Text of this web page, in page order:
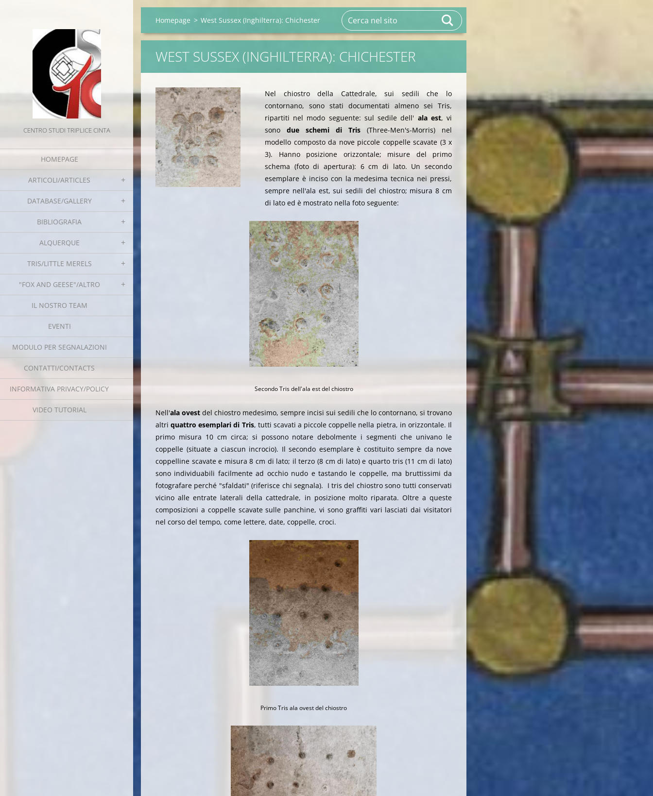
CENTRO STUDI TRIPLICE CINTA
HOMEPAGE
ARTICOLI/ARTICLES
DATABASE/GALLERY
BIBLIOGRAFIA
ALQUERQUE
TRIS/LITTLE MERELS
"FOX AND GEESE"/ALTRO
IL NOSTRO TEAM
EVENTI
MODULO PER SEGNALAZIONI
CONTATTI/CONTACTS
INFORMATIVA PRIVACY/POLICY
VIDEO TUTORIAL
Homepage > West Sussex (Inghilterra): Chichester
WEST SUSSEX (INGHILTERRA): CHICHESTER
Nel chiostro della Cattedrale, sui sedili che lo
contornano, sono stati documentati almeno sei Tris,
ripartiti nel modo seguente: sul sedile dell' ala est, vi
sono due schemi di Tris (Three-Men's-Morris) nel
modello composto da nove piccole coppelle scavate (3 x
3). Hanno posizione orizzontale; misure del primo
schema (foto di apertura): 6 cm di lato. Un secondo
esemplare è inciso con la medesima tecnica nei pressi,
sempre nell'ala est, sui sedili del chiostro; misura 8 cm
di lato ed è mostrato nella foto seguente:
Secondo Tris dell'ala est del chiostro
Nell'ala ovest del chiostro medesimo, sempre incisi sui sedili che lo contornano, si trovano
altriquattro esemplari di Tris, tutti scavati a piccole coppelle nella pietra, in orizzontale. Il
primo misura 10 cm circa; si possono notare debolmente i segmenti che univano le
coppelle (situate a ciascun incrocio). Il secondo esemplare è costituito sempre da nove
coppelline scavate e misura 8 cm di lato; il terzo (8 cm di lato) e quarto tris (11 cm di lato)
sono individuabili facilmente ad occhio nudo e tastando le coppelle, ma bruttissimi da
fotografare perché "sfaldati" (riferisce chi segnala). I tris del chiostro sono tutti conservati
vicino alle entrate laterali della cattedrale, in posizione molto riparata. Oltre a queste
composizioni a coppelle scavate sulle panchine, vi sono graffiti vari lasciati dai visitatori
nel corso del tempo, come lettere, date, coppelle, croci.
Primo Tris ala ovest del chiostro